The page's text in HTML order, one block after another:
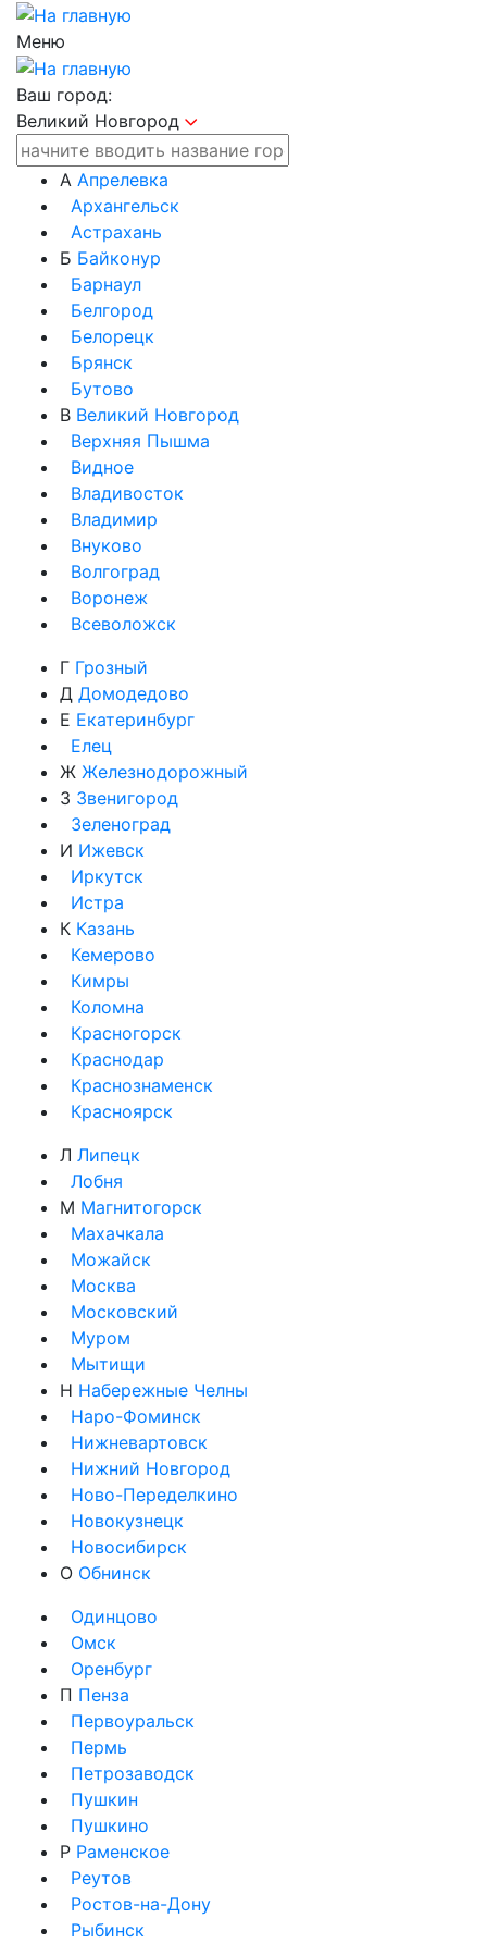
Меню
Ваш город:
Великий Новгород
А Апрелевка
Архангельск
Астрахань
Б Байконур
Барнаул
Белгород
Белорецк
Брянск
Бутово
В Великий Новгород
Верхняя Пышма
Видное
Владивосток
Владимир
Внуково
Волгоград
Воронеж
Всеволожск
Г Грозный
Д Домодедово
Е Екатеринбург
Елец
Ж Железнодорожный
З Звенигород
Зеленоград
И Ижевск
Иркутск
Истра
К Казань
Кемерово
Кимры
Коломна
Красногорск
Краснодар
Краснознаменск
Красноярск
Л Липецк
Лобня
М Магнитогорск
Махачкала
Можайск
Москва
Московский
Муром
Мытищи
Н Набережные Челны
Наро-Фоминск
Нижневартовск
Нижний Новгород
Ново-Переделкино
Новокузнецк
Новосибирск
О Обнинск
Одинцово
Омск
Оренбург
П Пенза
Первоуральск
Пермь
Петрозаводск
Пушкин
Пушкино
Р Раменское
Реутов
Ростов-на-Дону
Рыбинск